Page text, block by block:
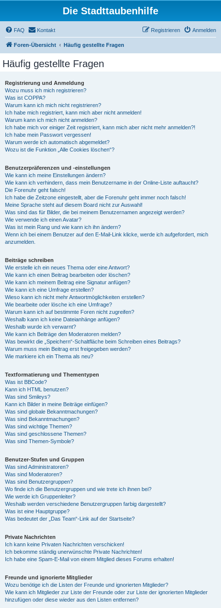
Die Stadttaubenhilfe
FAQ Kontakt Anmelden
Registrieren
Foren-Übersicht Häufig gestellte Fragen
Häufig gestellte Fragen
Registrierung und Anmeldung
Wozu muss ich mich registrieren?
Was ist COPPA?
Warum kann ich mich nicht registrieren?
Ich habe mich registriert, kann mich aber nicht anmelden!
Warum kann ich mich nicht anmelden?
Ich habe mich vor einiger Zeit registriert, kann mich aber nicht mehr anmelden?!
Ich habe mein Passwort vergessen!
Warum werde ich automatisch abgemeldet?
Wozu ist die Funktion „Alle Cookies löschen“?
Benutzerpräferenzen und -einstellungen
Wie kann ich meine Einstellungen ändern?
Wie kann ich verhindern, dass mein Benutzername in der Online-Liste auftaucht?
Die Forenuhr geht falsch!
Ich habe die Zeitzone eingestellt, aber die Forenuhr geht immer noch falsch!
Meine Sprache steht auf diesem Board nicht zur Auswahl!
Was sind das für Bilder, die bei meinem Benutzernamen angezeigt werden?
Wie verwende ich einen Avatar?
Was ist mein Rang und wie kann ich ihn ändern?
Wenn ich bei einem Benutzer auf den E-Mail-Link klicke, werde ich aufgefordert, mich
anzumelden.
Beiträge schreiben
Wie erstelle ich ein neues Thema oder eine Antwort?
Wie kann ich einen Beitrag bearbeiten oder löschen?
Wie kann ich meinem Beitrag eine Signatur anfügen?
Wie kann ich eine Umfrage erstellen?
Wieso kann ich nicht mehr Antwortmöglichkeiten erstellen?
Wie bearbeite oder lösche ich eine Umfrage?
Warum kann ich auf bestimmte Foren nicht zugreifen?
Weshalb kann ich keine Dateianhänge anfügen?
Weshalb wurde ich verwarnt?
Wie kann ich Beiträge den Moderatoren melden?
Was bewirkt die „Speichern“-Schaltfläche beim Schreiben eines Beitrags?
Warum muss mein Beitrag erst freigegeben werden?
Wie markiere ich ein Thema als neu?
Textformatierung und Thementypen
Was ist BBCode?
Kann ich HTML benutzen?
Was sind Smileys?
Kann ich Bilder in meine Beiträge einfügen?
Was sind globale Bekanntmachungen?
Was sind Bekanntmachungen?
Was sind wichtige Themen?
Was sind geschlossene Themen?
Was sind Themen-Symbole?
Benutzer-Stufen und Gruppen
Was sind Administratoren?
Was sind Moderatoren?
Was sind Benutzergruppen?
Wo finde ich die Benutzergruppen und wie trete ich ihnen bei?
Wie werde ich Gruppenleiter?
Weshalb werden verschiedene Benutzergruppen farbig dargestellt?
Was ist eine Hauptgruppe?
Was bedeutet der „Das Team“-Link auf der Startseite?
Private Nachrichten
Ich kann keine Privaten Nachrichten verschicken!
Ich bekomme ständig unerwünschte Private Nachrichten!
Ich habe eine Spam-E-Mail von einem Mitglied dieses Forums erhalten!
Freunde und ignorierte Mitglieder
Wozu benötige ich die Listen der Freunde und ignorierten Mitglieder?
Wie kann ich Mitglieder zur Liste der Freunde oder zur Liste der ignorierten Mitglieder
hinzufügen oder diese wieder aus den Listen entfernen?